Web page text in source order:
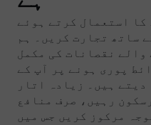
کا استعمال کرتے ہوئے
ساتھ تجارت کریں۔ ہم
نقصانات کی مکمل
پوری ہونے پر آپ کے
ہیں۔ زیادہ اتار
رہیں، صرف منافع
مرکوز کریں جس میں